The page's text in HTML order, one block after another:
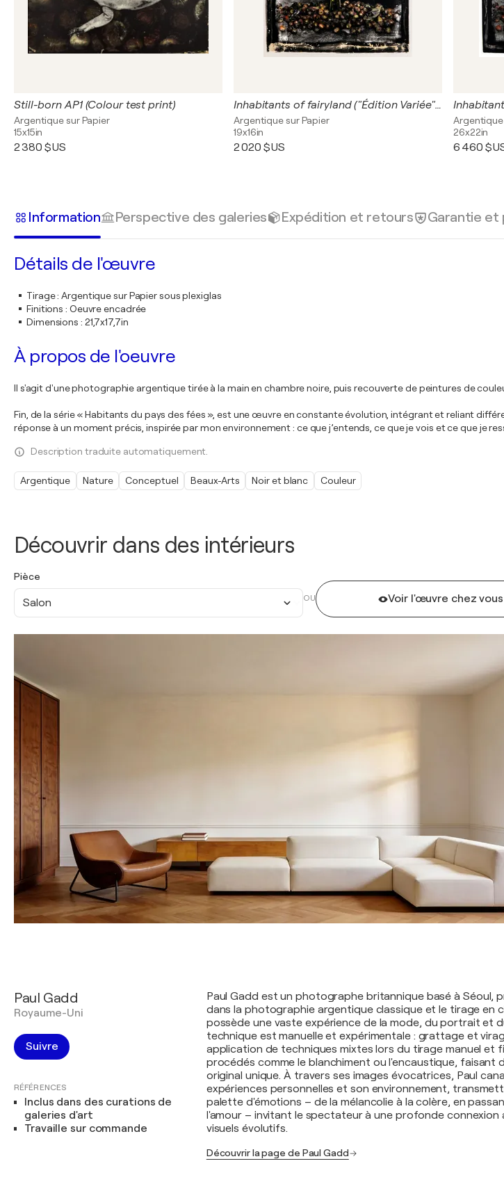
Découvrir dans des intérieurs
Pièce
Salon OU Voir l'œuvre chez vous
Still-born AP1 (Colour test print)
Argentique sur Papier
15x15in
2 380 $US
Inhabitants of fairyland ("Édition Variée" no3)
Argentique sur Papier
19x16in
2 020 $US
Argentique
26x22in
6 460
Information Perspective des galeries Expédition et retours Garantie et
Détails de l'œuvre
Tirage:Argentique sur Papier sous plexiglas
Finitions : Oeuvre encadrée
Dimensions : 21,7x17,7in
À propos de l'oeuvre
Il s'agit d'une photographie argentique tirée à la main en chambre noire, puis recouverte de peintures de
Fin, de la série « Habitants du pays des fées », est une œuvre en constante évolution, intégrant et reliant
réponse à un moment précis, inspirée par mon environnement : ce que j’entends, ce que je vois et ce que je
Description traduite automatiquement.
Argentique Nature Conceptuel Beaux-Arts Noir et blanc Couleur
Paul Gadd
Royaume-Uni
Suivre
RÉFÉRENCES
Inclus dans des curations de
galeries d'art
Travaille sur commande
Paul Gadd est un photographe britannique basé à Séoul,
dans la photographie argentique classique et le tirage en
possède une vaste expérience de la mode, du portrait et
technique est manuelle et expérimentale : grattage et
application de techniques mixtes lors du tirage manuel et
procédés comme le blanchiment ou l'encaustique, faisant
original unique. À travers ses images évocatrices, Paul
expériences personnelles et son environnement,
palette d'émotions – de la mélancolie à la colère, en
l'amour – invitant le spectateur à une profonde connexion
visuels évolutifs.
Découvrir la page de Paul Gadd